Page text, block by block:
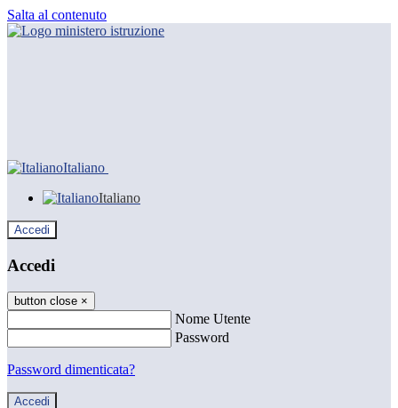
Salta al contenuto
Italiano
Italiano
Accedi
Accedi
button close ×
Nome Utente
Password
Password dimenticata?